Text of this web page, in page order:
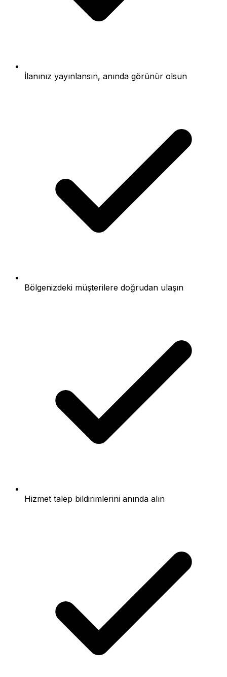
İlanınız yayınlansın, anında görünür olsun
Bölgenizdeki müşterilere doğrudan ulaşın
Hizmet talep bildirimlerini anında alın